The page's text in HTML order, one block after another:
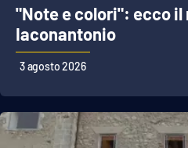
"Note e colori": ecco il
Iaconantonio
3 agosto 2026